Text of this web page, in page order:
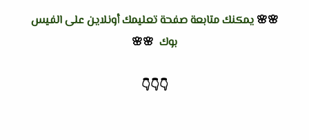
🌸🌸 يمكنك متابعة صفحة تعليمك أونلاين على الفيس
بوك 🌸🌸
👇
👇
👇